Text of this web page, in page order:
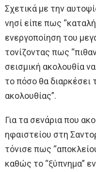
Σχετικά με την
νησί είπε πως
ενεργοποίηση του
τονίζοντας πως
σεισμική ακολουθία
το πόσο θα διαρκέσει
ακολουθίας”.
Για τα σενάρια που
ηφαιστείου στη
τόνισε πως
καθώς το “ξύπνημα”